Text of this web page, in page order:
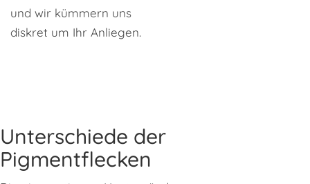
und wir kümmern uns
diskret um Ihr Anliegen.
Unterschiede der
Pigmentflecken